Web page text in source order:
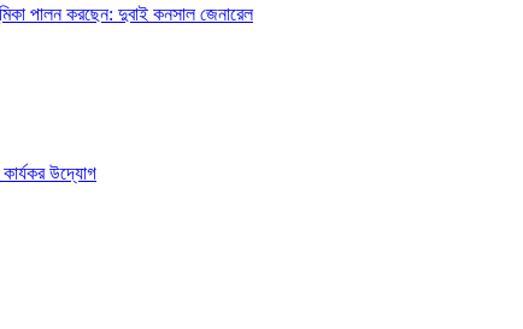
ভূমিকা পালন করছেন: দুবাই কনসাল জেনারেল
কার্যকর উদ্যোগ